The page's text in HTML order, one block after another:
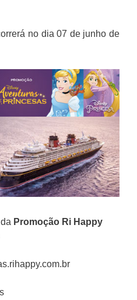
no dia 07 de junho de
Promoção Ri Happy